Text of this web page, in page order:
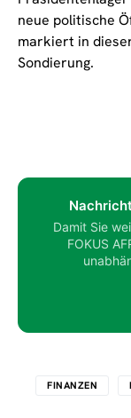
neue politische
markiert in
Sondierung.
Damit Sie
FOKUS
FINANZEN